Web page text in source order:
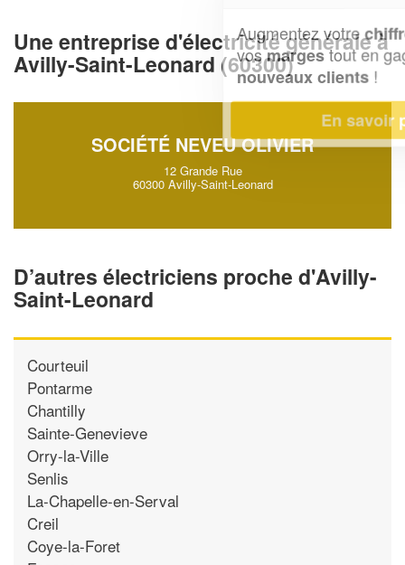
Une entreprise d'électricité générale à
Avilly-Saint-Leonard (60300)
SOCIÉTÉ NEVEU OLIVIER
12 Grande Rue
60300 Avilly-Saint-Leonard
D’autres électriciens proche d'Avilly-
Saint-Leonard
Courteuil
Pontarme
Chantilly
Sainte-Genevieve
Orry-la-Ville
Senlis
La-Chapelle-en-Serval
Creil
Coye-la-Foret
Augmentez votrechiffre d'affaireset
vosmargestout en gagnant de
nouveaux clients!